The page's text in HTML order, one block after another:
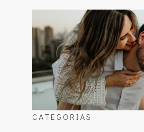
CATEGORIAS